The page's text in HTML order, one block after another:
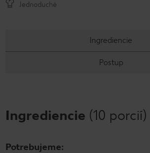
Jednoduché
Ingrediencie
Postup
Ingrediencie (10 porcií)
Potrebujeme: